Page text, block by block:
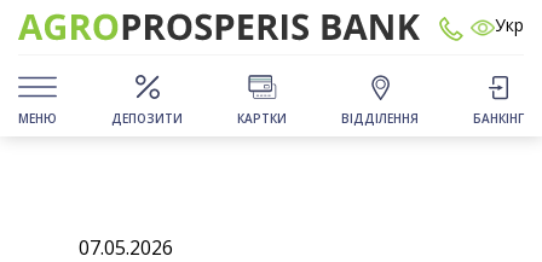
Укр
МЕНЮ ДЕПОЗИТИ КАРТКИ ВІДДІЛЕННЯ БАНКІНГ
07.05.2026